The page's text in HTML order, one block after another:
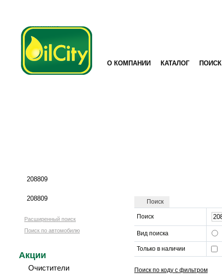
О КОМПАНИИ КАТАЛОГ ПОИСК
Расширенный поиск
Поиск по автомобилю
Акции
Очистители
Поиск
Поиск
Вид поиска
Только в наличии
Поиск по коду с фильтром